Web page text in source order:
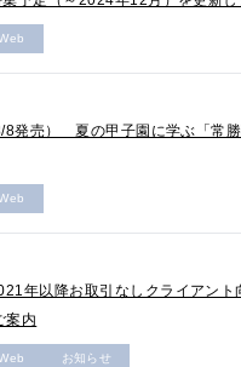
8発売） 夏の甲子園に学ぶ「常
年以降お取引なしクライアント
案内
お知らせ